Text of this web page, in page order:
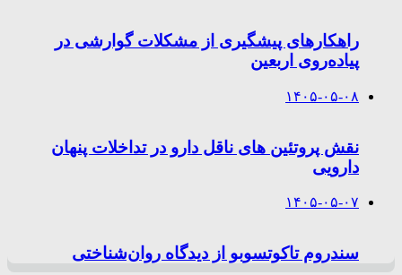
راهکارهای پیشگیری از مشکلات گوارشی در
پیاده‌روی اربعین
۱۴۰۵-۰۵-۰۸
نقش پروتئین های ناقل دارو در تداخلات پنهان
دارویی
۱۴۰۵-۰۵-۰۷
سندروم تاکوتسوبو از دیدگاه روان‌شناختی